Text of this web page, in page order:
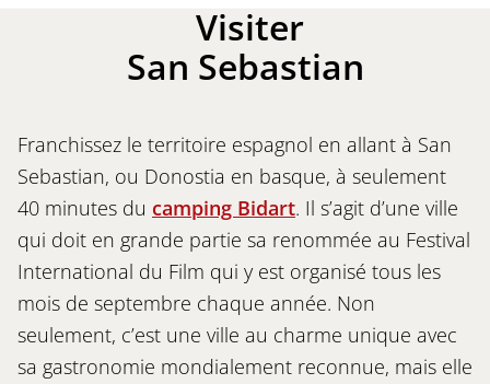
Visiter
San Sebastian
Franchissez le territoire espagnol en allant à San
Sebastian, ou Donostia en basque, à seulement
40 minutes du camping Bidart. Il s’agit d’une ville
qui doit en grande partie sa renommée au Festival
International du Film qui y est organisé tous les
mois de septembre chaque année. Non
seulement, c’est une ville au charme unique avec
sa gastronomie mondialement reconnue, mais elle